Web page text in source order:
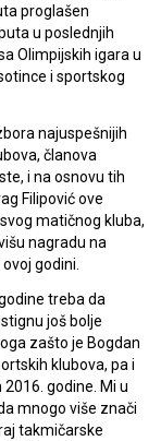
proglašen
u poslednjih
Olimpijskih igara u
i sportskog
najuspešnijih
članova
i na osnovu tih
Filipović ove
matičnog kluba,
nagradu na
godini.
treba da
još bolje
zašto je Bogdan
klubova, pa i
godine. Mi u
mnogo više znači
takmičarske